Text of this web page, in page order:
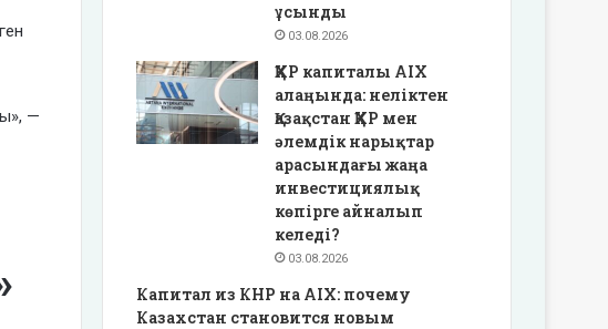
—
ұсынды
03.08.2026
ҚХР капиталы AIX
алаңында: неліктен
Қазақстан ҚХР мен
әлемдік нарықтар
арасындағы жаңа
инвестициялық
көпірге айналып
келеді?
03.08.2026
Капитал из КНР на AIX: почему
Казахстан становится новым